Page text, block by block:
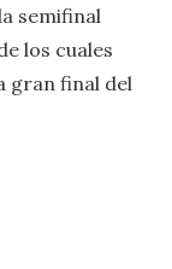
semifinal
los cuales
gran final del